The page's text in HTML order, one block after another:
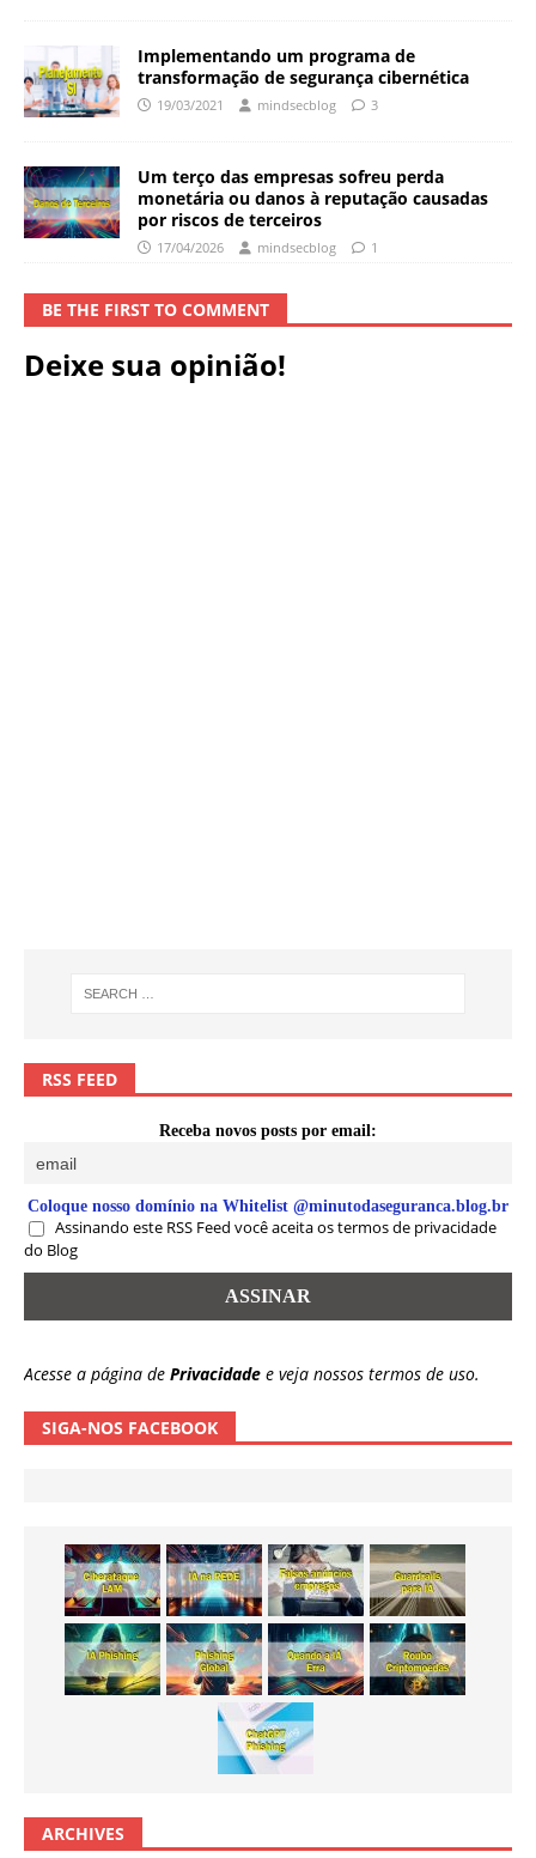
Implementando um programa de
transformação de segurança cibernética
19/03/2021 mindsecblog 3
Um terço das empresas sofreu perda
monetária ou danos à reputação causadas
por riscos de terceiros
17/04/2026 mindsecblog 1
BE THE FIRST TO COMMENT
Deixe sua opinião!
RSS FEED
Receba novos posts por email:
Coloque nosso domínio na Whitelist @minutodaseguranca.blog.br
Assinando este RSS Feed você aceita os termos de privacidade
do Blog
Acesse a página de Privacidade e veja nossos termos de uso.
SIGA-NOS FACEBOOK
ARCHIVES